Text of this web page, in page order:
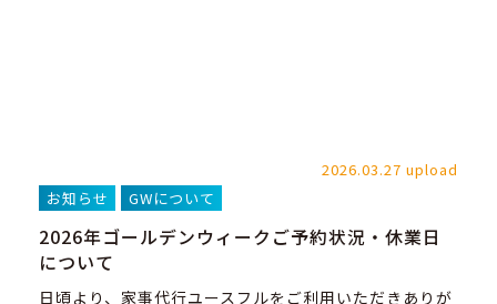
2026.03.27 upload
お知らせ
GWについて
2026年ゴールデンウィークご予約状況・休業日
について
日頃より、家事代行ユースフルをご利用いただきありが